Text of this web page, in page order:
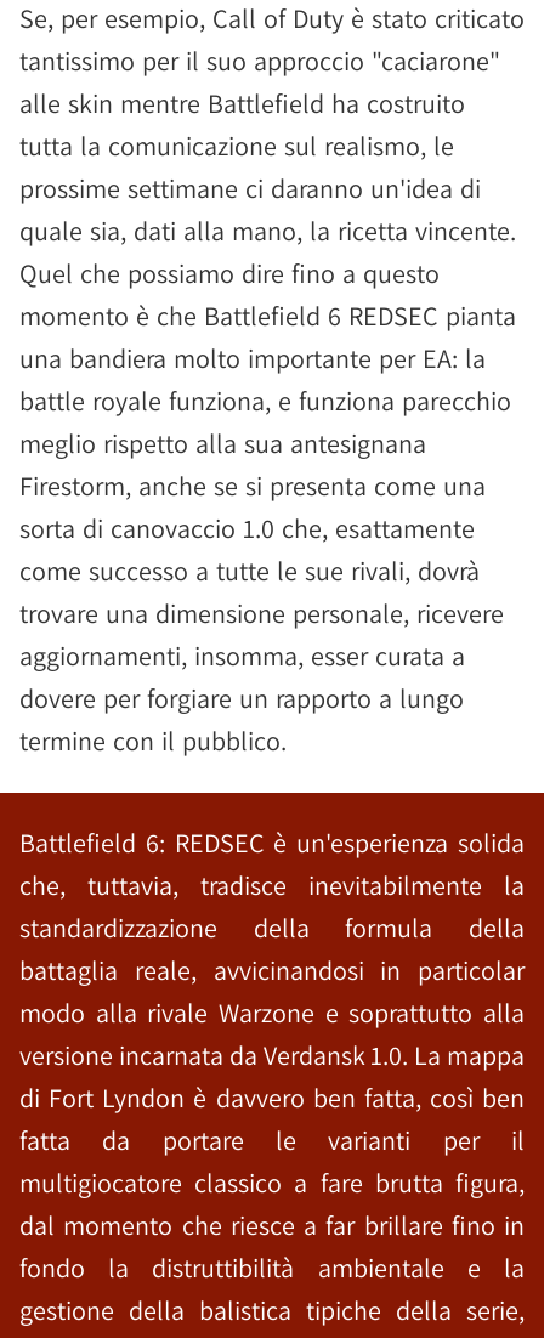
Se, per esempio, Call of Duty è stato criticato
tantissimo per il suo approccio "caciarone"
alle skin mentre Battlefield ha costruito
tutta la comunicazione sul realismo, le
prossime settimane ci daranno un'idea di
quale sia, dati alla mano, la ricetta vincente.
Quel che possiamo dire fino a questo
momento è che Battlefield 6 REDSEC pianta
una bandiera molto importante per EA: la
battle royale funziona, e funziona parecchio
meglio rispetto alla sua antesignana
Firestorm, anche se si presenta come una
sorta di canovaccio 1.0 che, esattamente
come successo a tutte le sue rivali, dovrà
trovare una dimensione personale, ricevere
aggiornamenti, insomma, esser curata a
dovere per forgiare un rapporto a lungo
termine con il pubblico.
Battlefield 6: REDSEC è un'esperienza solida
che, tuttavia, tradisce inevitabilmente la
standardizzazione della formula della
battaglia reale, avvicinandosi in particolar
modo alla rivale Warzone e soprattutto alla
versione incarnata da Verdansk 1.0. La mappa
di Fort Lyndon è davvero ben fatta, così ben
fatta da portare le varianti per il
multigiocatore classico a fare brutta figura,
dal momento che riesce a far brillare fino in
fondo la distruttibilità ambientale e la
gestione della balistica tipiche della serie,